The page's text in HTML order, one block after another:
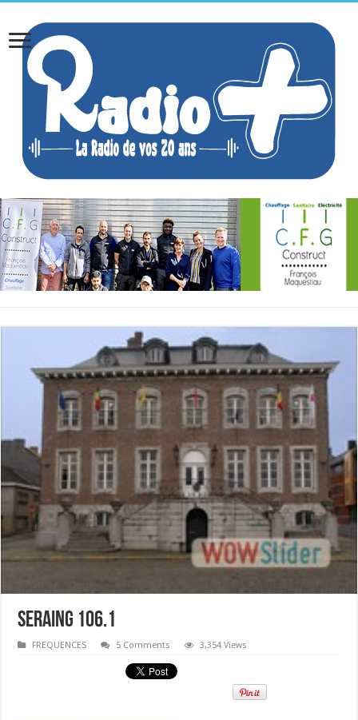
SERAING 106.1
FREQUENCES 5 Comments 3,354 Views